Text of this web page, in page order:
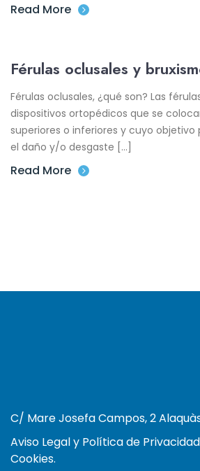
Read More
Férulas oclusales y
Férulas oclusales, ¿qué son? Las
dispositivos ortopédicos que se
superiores o inferiores y cuyo objetivo
el daño y/o desgaste […]
Read More
C/ Mare Josefa Campos, 2
Aviso Legal y Política de
Cookies.